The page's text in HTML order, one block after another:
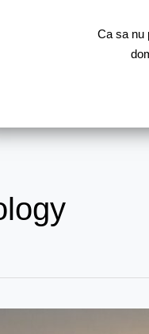
Ca sa nu